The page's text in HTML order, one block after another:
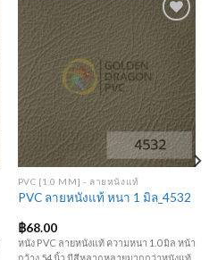
Add to
Wishlist
PVC [1.0 MM] - ลายหนังแท้
PVC ลายหนังแท้ หนา 1 มิล_4532
฿68.00
หนัง PVC ลายหนังแท้ ความหนา 1.0 มิล หน้า